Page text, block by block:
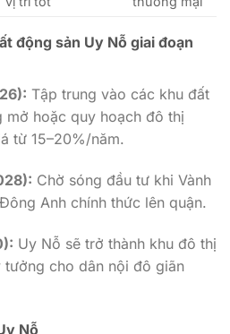
động sản Uy Nỗ giai đoạn
Tập trung vào các khu đất
mở hoặc quy hoạch đô thị
từ 15–20%/năm.
Chờ sóng đầu tư khi Vành
Anh chính thức lên quận.
Uy Nỗ sẽ trở thành khu đô thị
tưởng cho dân nội đô giãn
Nỗ